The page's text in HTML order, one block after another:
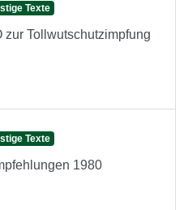
Texte
zur Tollwutschutzimpfung
Texte
1980